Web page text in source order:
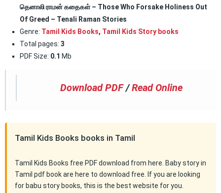
தெனாலி ராமன் கதைகள் – Those Who Forsake Holiness Out
Of Greed – Tenali Raman Stories
Genre: Tamil Kids Books, Tamil Kids Story books
Total pages: 3
PDF Size: 0.1 Mb
Download PDF /Read Online
Tamil Kids Books books in Tamil
Tamil Kids Books free PDF download from here. Baby story in
Tamil pdf book are here to download free. If you are looking
for babu story books, this is the best website for you.